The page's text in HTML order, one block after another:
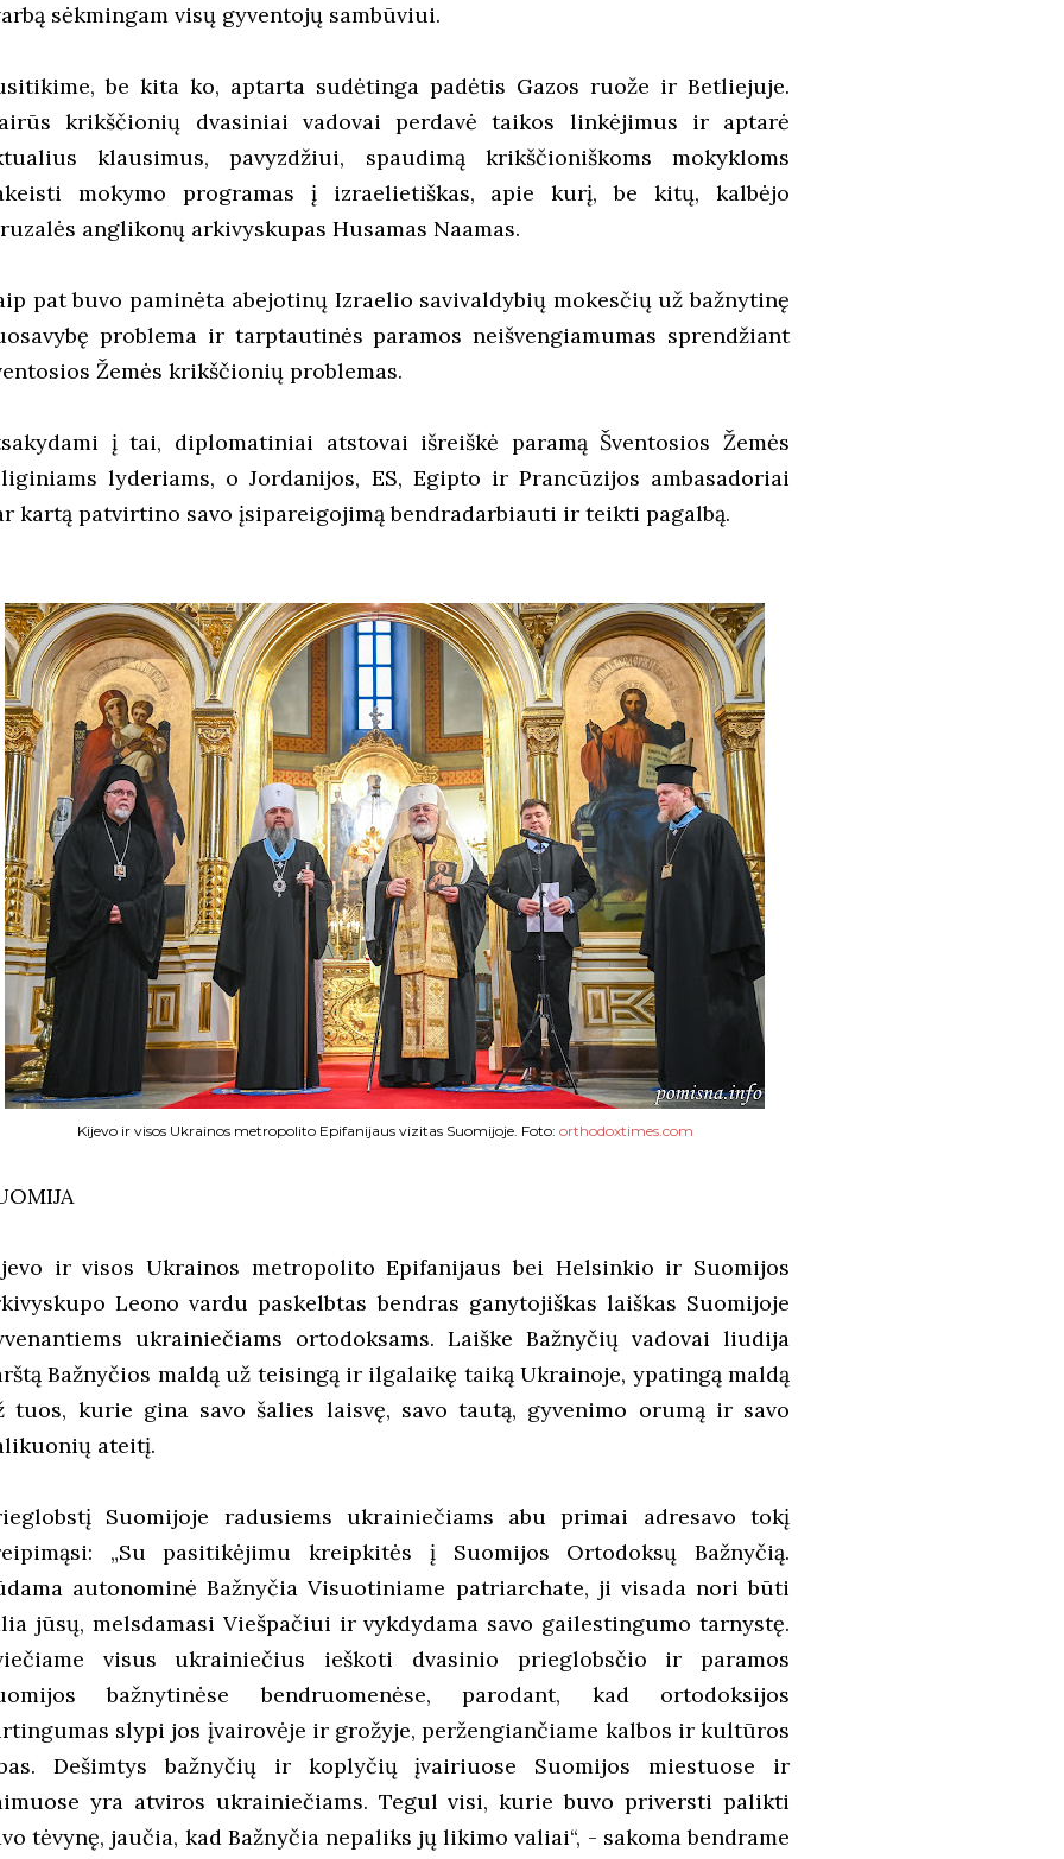
sėkmingam visų gyventojų sambūviui.
be kita ko, aptarta sudėtinga padėtis Gazos ruože ir Betliejuje.
krikščionių dvasiniai vadovai perdavė taikos linkėjimus ir aptarė
klausimus, pavyzdžiui, spaudimą krikščioniškoms mokykloms
mokymo programas į izraelietiškas, apie kurį, be kitų, kalbėjo
anglikonų arkivyskupas Husamas Naamas.
pat buvo paminėta abejotinų Izraelio savivaldybių mokesčių už bažnytinę
problema ir tarptautinės paramos neišvengiamumas sprendžiant
Žemės krikščionių problemas.
į tai, diplomatiniai atstovai išreiškė paramą Šventosios Žemės
lyderiams, o Jordanijos, ES, Egipto ir Prancūzijos ambasadoriai
kartą patvirtino savo įsipareigojimą bendradarbiauti ir teikti pagalbą.
Kijevo ir visos Ukrainos metropolito Epifanijaus vizitas Suomijoje. Foto: orthodoxtimes.com
ir visos Ukrainos metropolito Epifanijaus bei Helsinkio ir Suomijos
Leono vardu paskelbtas bendras ganytojiškas laiškas Suomijoje
ukrainiečiams ortodoksams. Laiške Bažnyčių vadovai liudija
Bažnyčios maldą už teisingą ir ilgalaikę taiką Ukrainoje, ypatingą maldą
tuos, kurie gina savo šalies laisvę, savo tautą, gyvenimo orumą ir savo
ateitį.
Suomijoje radusiems ukrainiečiams abu primai adresavo tokį
„Su pasitikėjimu kreipkitės į Suomijos Ortodoksų Bažnyčią.
autonominė Bažnyčia Visuotiniame patriarchate, ji visada nori būti
jūsų, melsdamasi Viešpačiui ir vykdydama savo gailestingumo tarnystę.
visus ukrainiečius ieškoti dvasinio prieglobsčio ir paramos
bažnytinėse bendruomenėse, parodant, kad ortodoksijos
slypi jos įvairovėje ir grožyje, peržengiančiame kalbos ir kultūros
Dešimtys bažnyčių ir koplyčių įvairiuose Suomijos miestuose ir
yra atviros ukrainiečiams. Tegul visi, kurie buvo priversti palikti
tėvynę, jaučia, kad Bažnyčia nepaliks jų likimo valiai“, - sakoma bendrame